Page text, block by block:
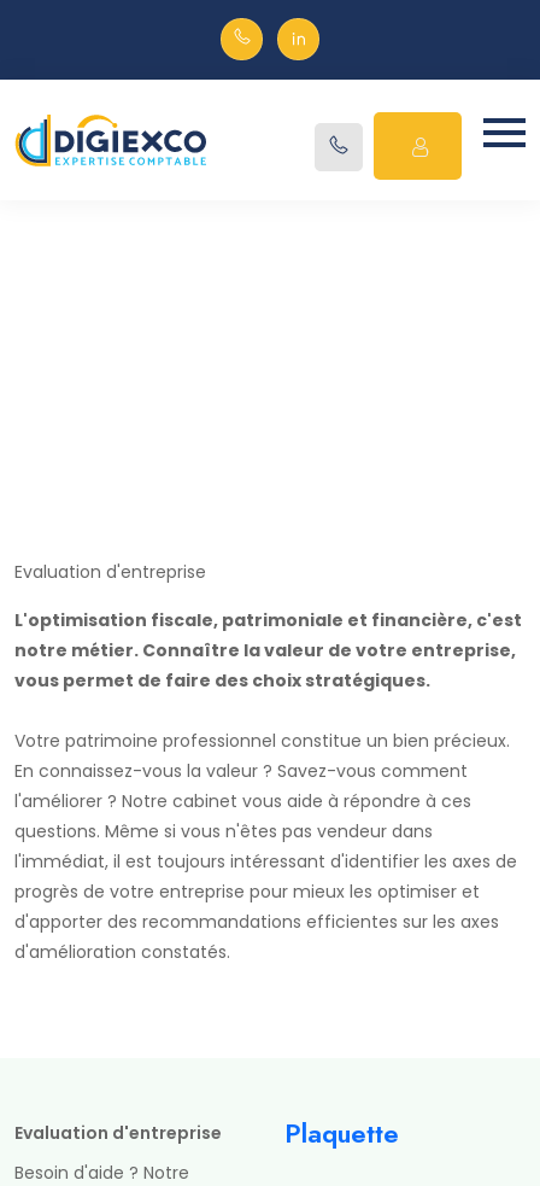
Evaluation d'entreprise
L'optimisation fiscale, patrimoniale et financière, c'est
notre métier. Connaître la valeur de votre entreprise,
vous permet de faire des choix stratégiques.
Votre patrimoine professionnel constitue un bien précieux.
En connaissez-vous la valeur ? Savez-vous comment
l'améliorer ? Notre cabinet vous aide à répondre à ces
questions. Même si vous n'êtes pas vendeur dans
l'immédiat, il est toujours intéressant d'identifier les axes de
progrès de votre entreprise pour mieux les optimiser et
d'apporter des recommandations efficientes sur les axes
d'amélioration constatés.
Evaluation d'entreprise
Besoin d'aide ? Notre
Plaquette